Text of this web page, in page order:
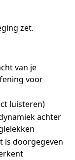
zet.
van je
voor
luisteren)
achter
is doorgegeven